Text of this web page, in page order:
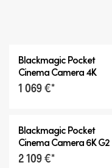
Blackmagic Pocket
Cinema Camera 4K
1 069 €*
Blackmagic Pocket
Cinema Camera 6K G2
2 109 €*